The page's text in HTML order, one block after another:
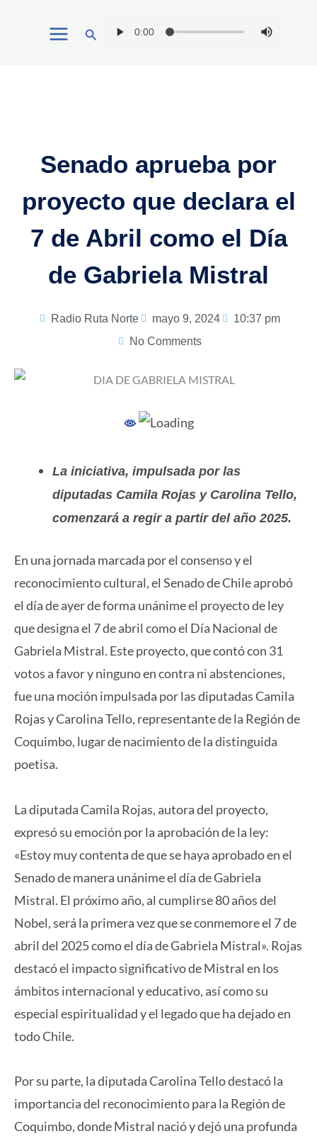
Buscar
Senado aprueba por
proyecto que declara el
7 de Abril como el Día
de Gabriela Mistral
Radio Ruta Norte mayo 9, 2024
10:37 pm
No Comments
La iniciativa, impulsada por las
diputadas Camila Rojas y Carolina Tello,
comenzará a regir a partir del año 2025.
En una jornada marcada por el consenso y el
reconocimiento cultural, el Senado de Chile aprobó
el día de ayer de forma unánime el proyecto de ley
que designa el 7 de abril como el Día Nacional de
Gabriela Mistral. Este proyecto, que contó con 31
votos a favor y ninguno en contra ni abstenciones,
fue una moción impulsada por las diputadas Camila
Rojas y Carolina Tello, representante de la Región de
Coquimbo, lugar de nacimiento de la distinguida
poetisa.
La diputada Camila Rojas, autora del proyecto,
expresó su emoción por la aprobación de la ley:
«Estoy muy contenta de que se haya aprobado en el
Senado de manera unánime el día de Gabriela
Mistral. El próximo año, al cumplirse 80 años del
Nobel, será la primera vez que se conmemore el 7 de
abril del 2025 como el día de Gabriela Mistral». Rojas
destacó el impacto significativo de Mistral en los
ámbitos internacional y educativo, así como su
especial espiritualidad y el legado que ha dejado en
todo Chile.
Por su parte, la diputada Carolina Tello destacó la
importancia del reconocimiento para la Región de
Coquimbo, donde Mistral nació y dejó una profunda